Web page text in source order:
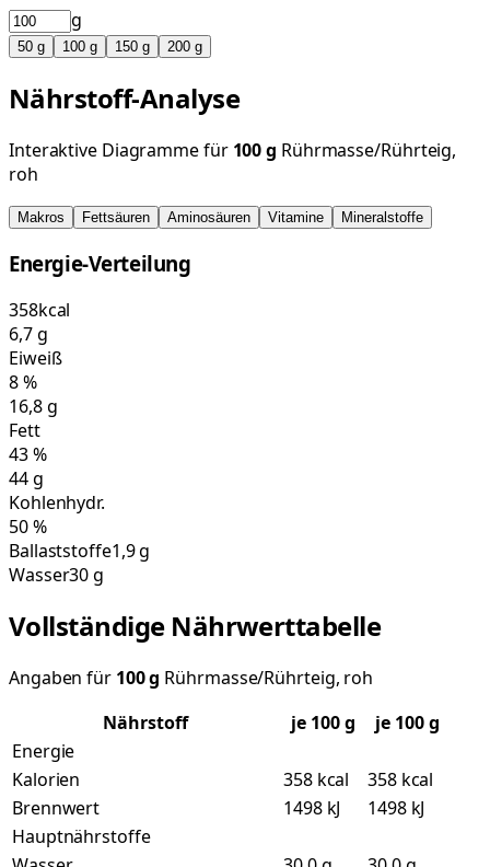
g
50 g 100 g 150 g 200 g
Nährstoff-Analyse
Interaktive Diagramme für 100g Rührmasse/Rührteig,
roh
Makros Fettsäuren Aminosäuren Vitamine Mineralstoffe
Energie-Verteilung
358kcal
6,7g
Eiweiß
8%
16,8g
Fett
43%
44g
Kohlenhydr.
50%
Ballaststoffe1,9 g
Wasser30 g
Vollständige Nährwerttabelle
Angaben für 100g Rührmasse/Rührteig, roh
Nährstoff
je 100g
je 100 g
Energie
Kalorien
358 kcal
358 kcal
Brennwert
1498 kJ
1498 kJ
Hauptnährstoffe